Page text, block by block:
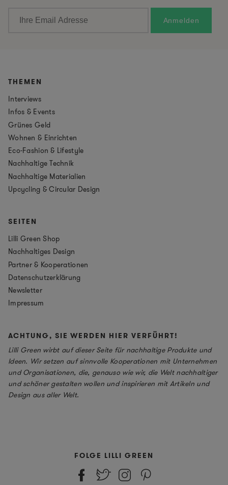
THEMEN
Interviews
Infos & Events
Grünes Geld
Wohnen & Einrichten
Eco-Fashion & Lifestyle
Nachhaltige Technik
Nachhaltige Materialien
Upcycling & Circular Design
SEITEN
Lilli Green Shop
Nachhaltiges Design
Partner & Kooperationen
Datenschutzerklärung
Newsletter
Impressum
ACHTUNG, SIE WERDEN HIER VERFÜHRT!
Lilli Green wirbt auf dieser Seite für nachhaltige Produkte und
Ideen. Wir setzen auf sinnvolle Kooperationen mit Unternehmen
und Organisationen, die, genauso wie wir, die Welt nachhaltiger
und schöner gestalten wollen und inspirieren mit Artikeln und
Design aus aller Welt.
FOLGE LILLI GREEN